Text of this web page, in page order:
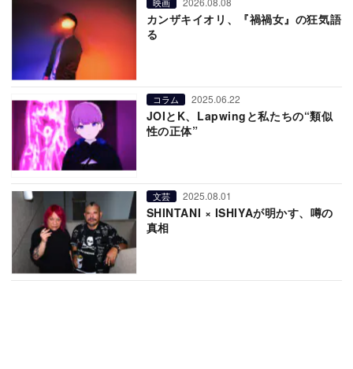
カンザキイオリ、『禍禍女』の狂気語
る
コラム 2025.06.22
JOIとK、Lapwingと私たちの“類似
性の正体”
文芸 2025.08.01
SHINTANI × ISHIYAが明かす、噂の
真相